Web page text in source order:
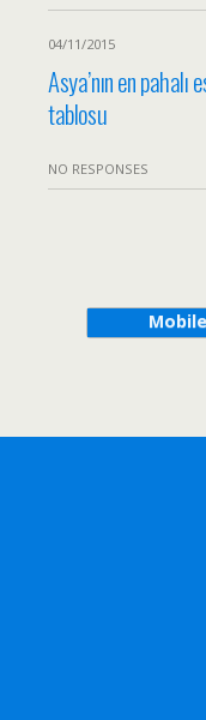
04/11/2015
Asya’nın en
tablosu
NO RESPONSES
Mobile